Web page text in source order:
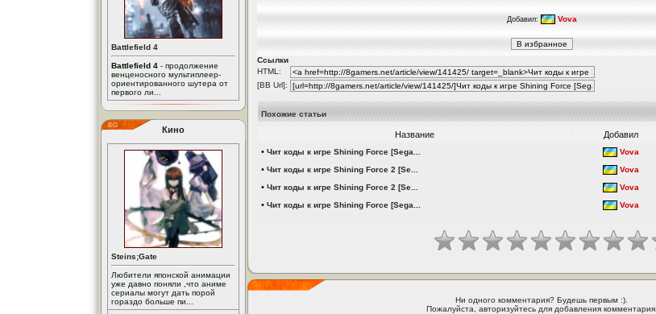
Battlefield 4
Battlefield 4 - продолжение
венценосного мультиплеер-
ориентированного шутера от
первого ли...
Кино
Steins;Gate
Любители японской анимации
уже давно поняли ,что аниме
сериалы могут дать порой
гораздо больше пи...
Добавил: Vova
Ссылки
HTML:
[BB Url]:
Похожие статьи
Название Добавил
• Чит коды к игре Shining Force [Sega... Vova
• Чит коды к игре Shining Force 2 [Se... Vova
• Чит коды к игре Shining Force 2 [Se... Vova
• Чит коды к игре Shining Force [Sega... Vova
Ни одного комментария? Будешь первым :).
Пожалуйста, авторизуйтесь для добавления комментария.